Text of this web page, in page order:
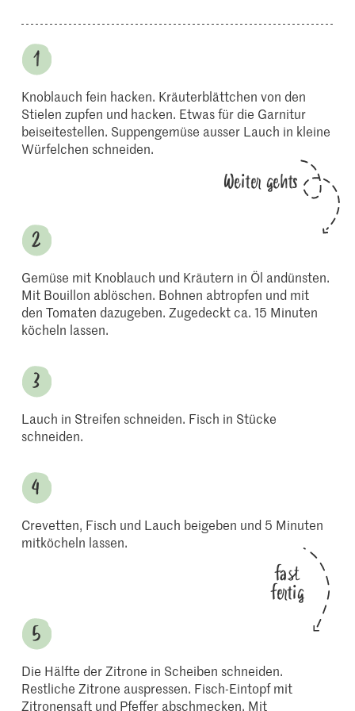
Knoblauch fein hacken. Kräuterblättchen von den
Stielen zupfen und hacken. Etwas für die Garnitur
beiseitestellen. Suppengemüse ausser Lauch in kleine
Würfelchen schneiden.
Weiter gehts
Gemüse mit Knoblauch und Kräutern in Öl andünsten.
Mit Bouillon ablöschen. Bohnen abtropfen und mit
den Tomaten dazugeben. Zugedeckt ca. 15 Minuten
köcheln lassen.
Lauch in Streifen schneiden. Fisch in Stücke
schneiden.
Crevetten, Fisch und Lauch beigeben und 5 Minuten
mitköcheln lassen.
fast
fertig
Die Hälfte der Zitrone in Scheiben schneiden.
Restliche Zitrone auspressen. Fisch-Eintopf mit
Zitronensaft und Pfeffer abschmecken. Mit